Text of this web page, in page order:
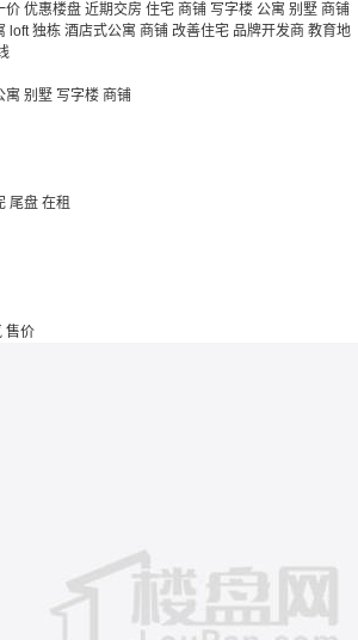
价 优惠楼盘 近期交房 住宅 商铺 写字楼 公寓 别墅 商铺
loft独栋 酒店式公寓 商铺 改善住宅 品牌开发商 教育地
寓 别墅 写字楼 商铺
尾盘 在租
售价